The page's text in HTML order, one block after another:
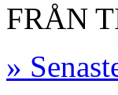
FRÅN
»